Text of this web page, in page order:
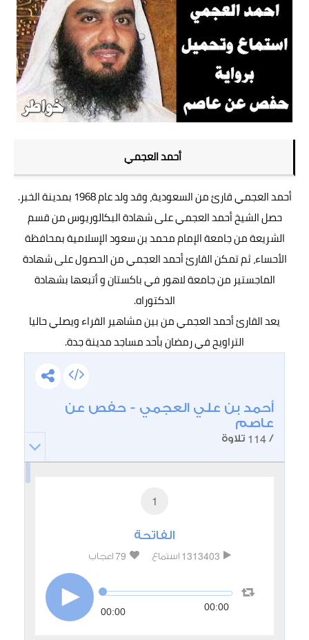
أحمد العجمي
أحمد العجمي قارئ من السعودية، وقد ولد عام 1968 بمدينة الخبر.
حصل الشيخ أحمد العجمي على شهادة البكالوريوس من قسم
الشريعة من جامعة الإمام محمد بن سعود الإسلامية بمحافظة
الأحساء، ثم تمكن القارئ أحمد العجمي من الحصول على شهادة
الماجستير من جامعة لاهور في باكستان و أتبعها بشهادة
الدكتوراه.
يعد القارئ أحمد العجمي من بين مشاهير القراء ويصلي حاليا
التراويح في رمضان بأحد مساجد مدينة جدة.